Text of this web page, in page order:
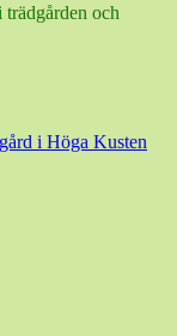
och
i Höga Kusten